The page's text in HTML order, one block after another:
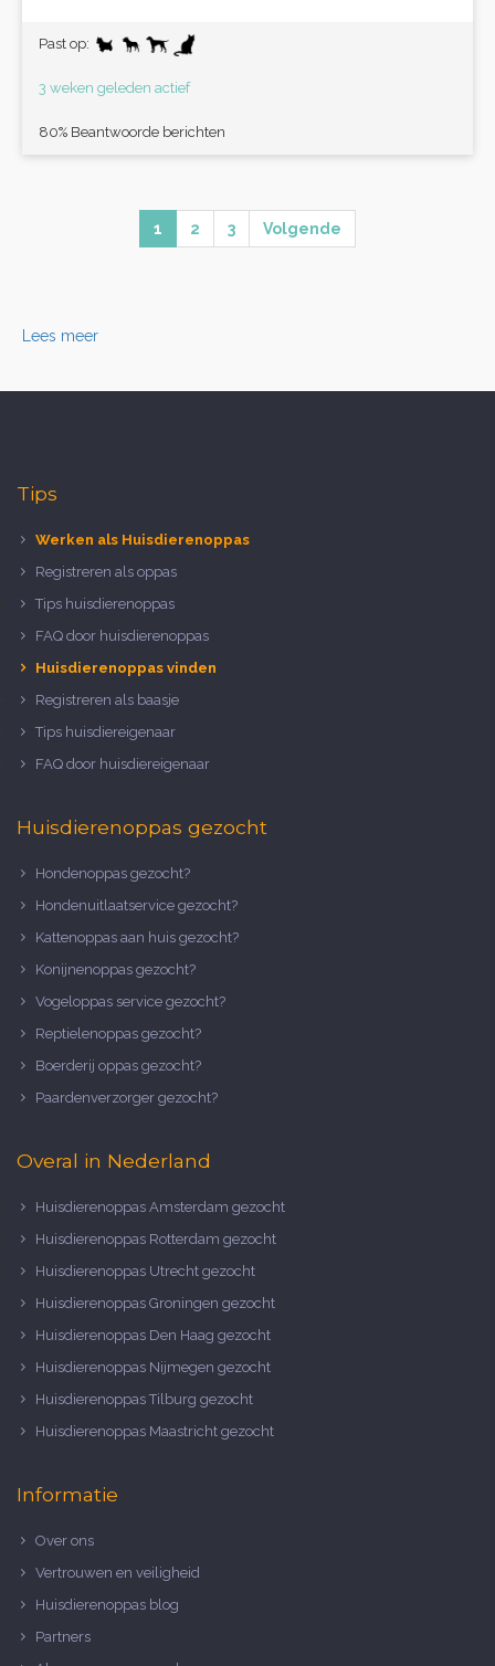
Past op:
3 weken geleden actief
80% Beantwoorde berichten
1 2 3 Volgende
Lees meer
Tips
Werken als Huisdierenoppas
Registreren als oppas
Tips huisdierenoppas
FAQ door huisdierenoppas
Huisdierenoppas vinden
Registreren als baasje
Tips huisdiereigenaar
FAQ door huisdiereigenaar
Huisdierenoppas gezocht
Hondenoppas gezocht?
Hondenuitlaatservice gezocht?
Kattenoppas aan huis gezocht?
Konijnenoppas gezocht?
Vogeloppas service gezocht?
Reptielenoppas gezocht?
Boerderij oppas gezocht?
Paardenverzorger gezocht?
Overal in Nederland
Huisdierenoppas Amsterdam gezocht
Huisdierenoppas Rotterdam gezocht
Huisdierenoppas Utrecht gezocht
Huisdierenoppas Groningen gezocht
Huisdierenoppas Den Haag gezocht
Huisdierenoppas Nijmegen gezocht
Huisdierenoppas Tilburg gezocht
Huisdierenoppas Maastricht gezocht
Informatie
Over ons
Vertrouwen en veiligheid
Huisdierenoppas blog
Partners